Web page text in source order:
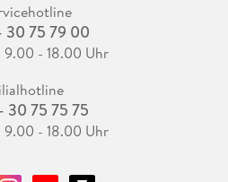
30 75 79 00
9.00 - 18.00 Uhr
30 75 75 75
9.00 - 18.00 Uhr